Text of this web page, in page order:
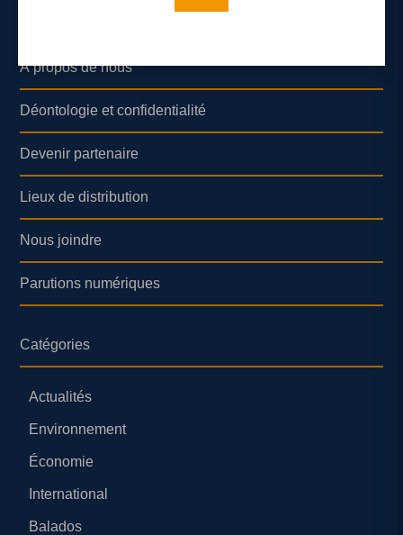
À propos de nous
Déontologie et confidentialité
Devenir partenaire
Lieux de distribution
Nous joindre
Parutions numériques
Catégories
Actualités
Environnement
Économie
International
Balados